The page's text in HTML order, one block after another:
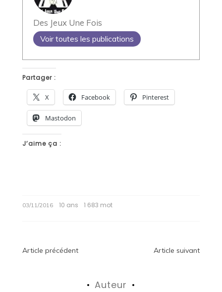
Des Jeux Une Fois
Voir toutes les publications
Partager :
X Facebook Pinterest
Mastodon
J’aime ça :
03/11/2016 10 ans 1 683 mot
Navigation
Article précédent Article suivant
Auteur